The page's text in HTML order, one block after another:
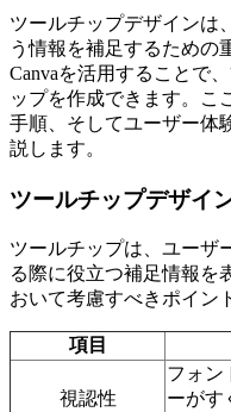
ツールチップデザインは
う情報を補足するための
Canvaを活用することで
ップを作成できます。こ
手順、そしてユーザー体
説します。
ツールチップデザイ
ツールチップは、ユーザ
る際に役立つ補足情報を
おいて考慮すべきポイン
項目
視認性
フォン
ーがす